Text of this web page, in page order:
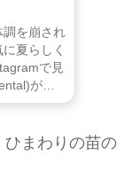
調を崩され
夏らしく
午前4時26
まわりの苗の